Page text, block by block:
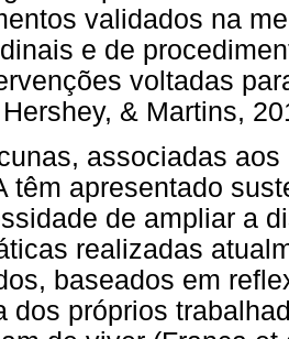
validados na
e de
voltadas
& Martins,
associadas
têm apresentado
de ampliar a
realizadas
baseados em
dos próprios